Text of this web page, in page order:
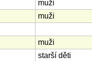
muži
muži
muži
starší děti